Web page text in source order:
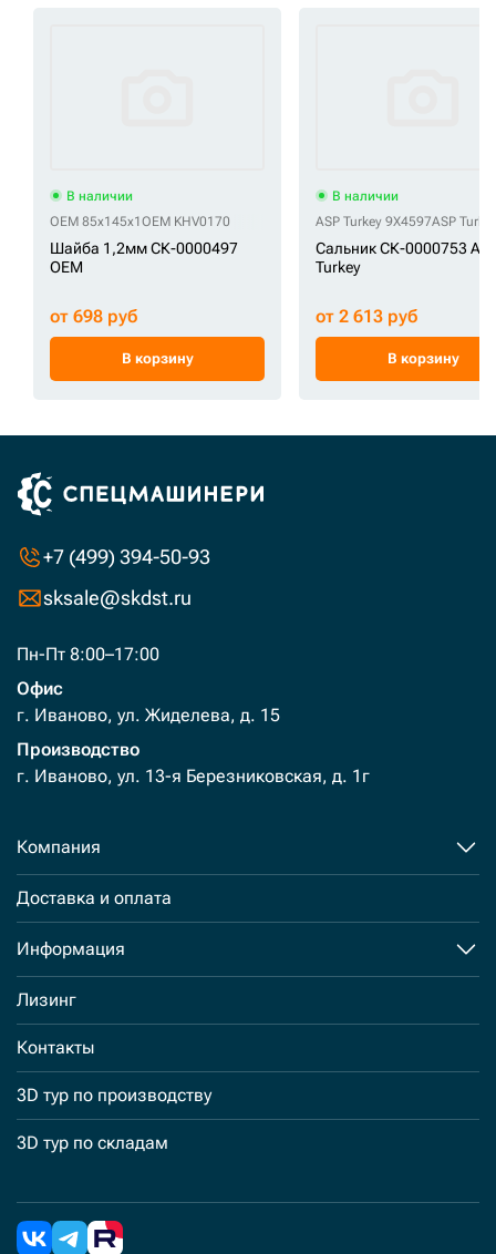
В наличии
OEM 85x145x1 OEM KHV0170
Шайба 1,2мм СК-0000497
OEM
от 698 руб
В корзину
В наличии
ASP Turkey 9X4597ASP
Сальник СК-0000753
Turkey
от 2 613 руб
В корзину
+7 (499) 394-50-93
sksale@skdst.ru
Пн-Пт 8:00–17:00
Офис
г. Иваново, ул. Жиделева, д. 15
Производство
г. Иваново, ул. 13-я Березниковская, д. 1г
Компания
Доставка и оплата
Информация
Лизинг
Контакты
3D тур по производству
3D тур по складам